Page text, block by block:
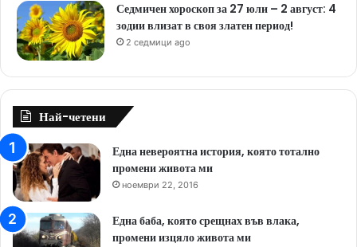
Седмичен хороскоп за 27 юли – 2 август: 4
зодии влизат в своя златен период!
2 седмици ago
Най-четени
Една невероятна история, която тотално
промени живота ми
ноември 22, 2016
Една баба, която срещнах във влака,
промени изцяло живота ми